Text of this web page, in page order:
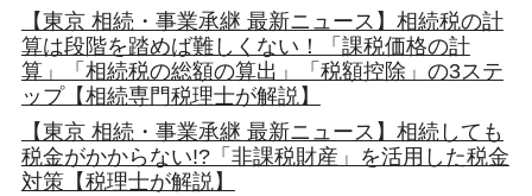
【東京 相続・事業承継 最新ニュース】相続税の計
算は段階を踏めば難しくない！「課税価格の計
算」「相続税の総額の算出」「税額控除」の3ステ
ップ【相続専門税理士が解説】
【東京 相続・事業承継 最新ニュース】相続しても
税金がかからない!?「非課税財産」を活用した税金
対策【税理士が解説】